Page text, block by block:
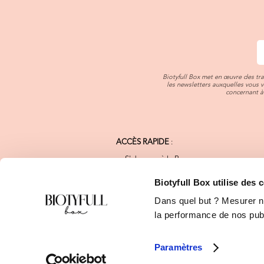
Biotyfull Box utilise des
Dans quel but ? Mesurer
la performance de nos
Paramètres
Biotyfull Box met en œuvre des
les newsletters auxquelles vous
concernant
ACCÈS RAPIDE :
S'abonner à la Box
Nos Marques Bio
Blog Beauté Bio
Calendrier de l'Après